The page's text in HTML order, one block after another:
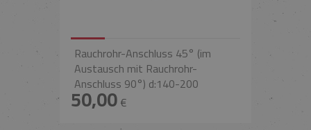
Rauchrohr-Anschluss 45° (im
Austausch mit Rauchrohr-
Anschluss 90°) d:140-200
50,00€